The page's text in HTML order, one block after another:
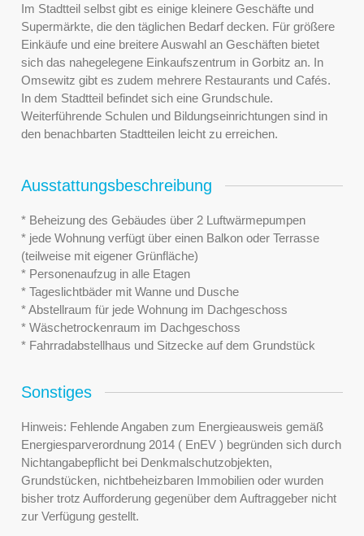
Im Stadtteil selbst gibt es einige kleinere Geschäfte und
Supermärkte, die den täglichen Bedarf decken. Für größere
Einkäufe und eine breitere Auswahl an Geschäften bietet
sich das nahegelegene Einkaufszentrum in Gorbitz an. In
Omsewitz gibt es zudem mehrere Restaurants und Cafés.
In dem Stadtteil befindet sich eine Grundschule.
Weiterführende Schulen und Bildungseinrichtungen sind in
den benachbarten Stadtteilen leicht zu erreichen.
Ausstattungsbeschreibung
* Beheizung des Gebäudes über 2 Luftwärmepumpen
* jede Wohnung verfügt über einen Balkon oder Terrasse
(teilweise mit eigener Grünfläche)
* Personenaufzug in alle Etagen
* Tageslichtbäder mit Wanne und Dusche
* Abstellraum für jede Wohnung im Dachgeschoss
* Wäschetrockenraum im Dachgeschoss
* Fahrradabstellhaus und Sitzecke auf dem Grundstück
Sonstiges
Hinweis: Fehlende Angaben zum Energieausweis gemäß
Energiesparverordnung 2014 ( EnEV ) begründen sich durch
Nichtangabepflicht bei Denkmalschutzobjekten,
Grundstücken, nichtbeheizbaren Immobilien oder wurden
bisher trotz Aufforderung gegenüber dem Auftraggeber nicht
zur Verfügung gestellt.